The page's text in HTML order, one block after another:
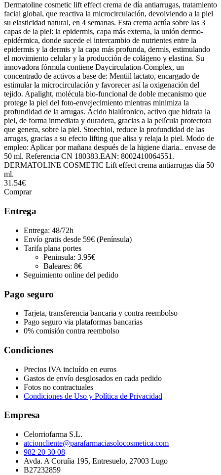
Dermatoline cosmetic lift effect crema de día antiarrugas, tratamiento
facial global, que reactiva la microcirculación, devolviendo a la piel
su elasticidad natural, en 4 semanas. Esta crema actúa sobre las 3
capas de la piel: la epidermis, capa más externa, la unión dermo-
epidérmica, donde sucede el intercambio de nutrientes entre la
epidermis y la dermis y la capa más profunda, dermis, estimulando
el movimiento celular y la producción de colágeno y elastina. Su
innovadora fórmula contiene Daycirculation-Complex, un
concentrado de activos a base de: Mentiil lactato, encargado de
estimular la microcirculación y favorecer así la oxigenación del
tejido. Apalight, molécula bio-funcional de doble mecanismo que
protege la piel del foto-envejecimiento mientras minimiza la
profundidad de la arrugas. Ácido hialúronico, activo que hidrata la
piel, de forma inmediata y duradera, gracias a la película protectora
que genera, sobre la piel. Stoechiol, reduce la profundidad de las
arrugas, gracias a su efecto lifting que alisa y relaja la piel. Modo de
empleo: Aplicar por mañana después de la higiene diaria.. envase de
50 ml. Referencia CN 180383.EAN: 8002410064551.
DERMATOLINE COSMETIC Lift effect crema antiarrugas día 50
ml.
31.54€
Comprar
Entrega
Entrega: 48/72h
Envío gratis desde 59€ (Península)
Tarifa plana portes
Peninsula: 3.95€
Baleares: 8€
Seguimiento online del pedido
Pago seguro
Tarjeta, transferencia bancaria y contra reembolso
Pago seguro via plataformas bancarias
0% comisión contra reembolso
Condiciones
Precios IVA incluído en euros
Gastos de envío desglosados en cada pedido
Fotos no contractuales
Condiciones de Uso y Política de Privacidad
Empresa
Celorriofarma S.L.
atcioncliente@parafarmaciasolocosmetica.com
982 20 30 08
Avda. A Coruña 195, Entresuelo, 27003 Lugo
B27232859